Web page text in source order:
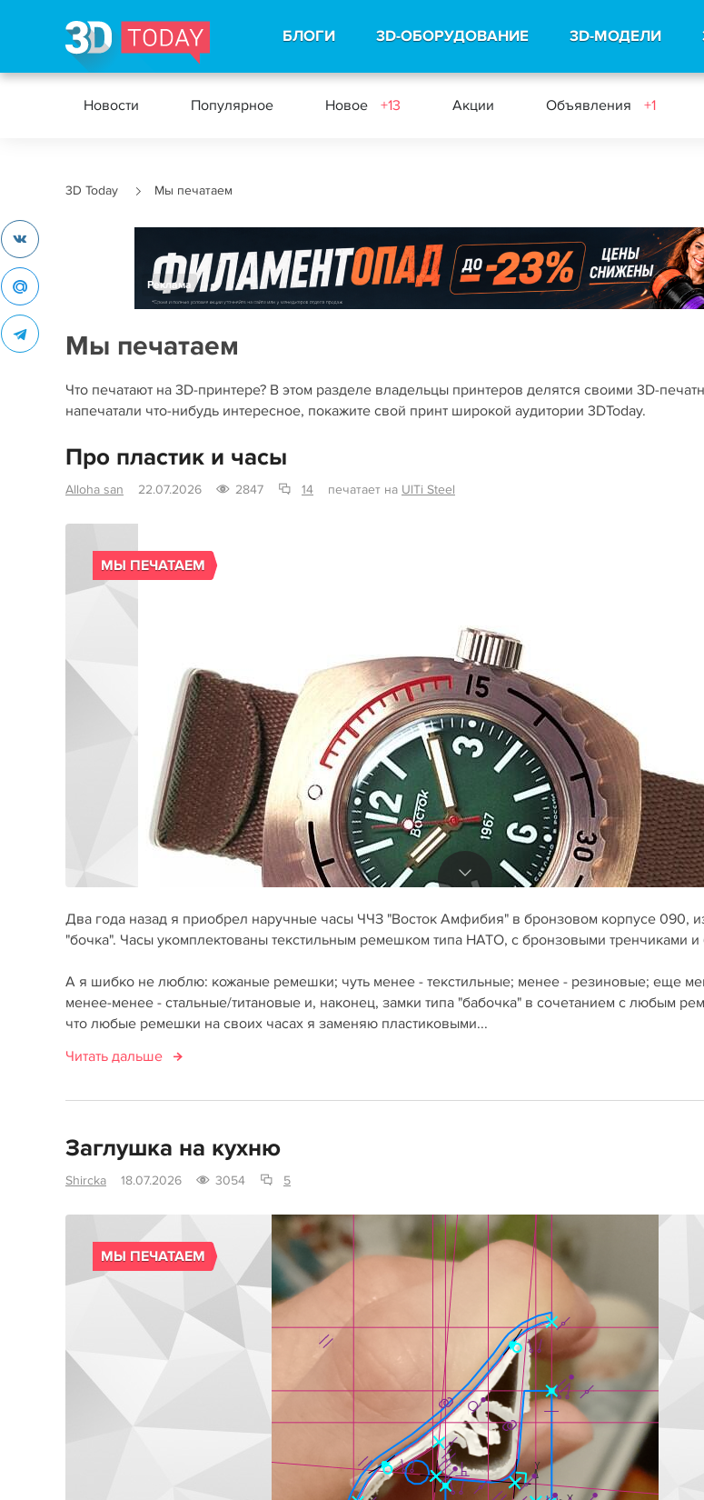
БЛОГИ 3D-ОБОРУДОВАНИЕ 3D-МОДЕЛИ
Новости Популярное Новое +13 Акции Объявления +1
3D Today Мы печатаем
Реклама
Мы печатаем
Что печатают на 3D-принтере? В этом разделе владельцы принтеров делятся своими 3D-
напечатали что-нибудь интересное, покажите свой принт широкой аудитории 3DToday.
Про пластик и часы
Alloha san 22.07.2026 2847 14 печатает на UlTi Steel
МЫ ПЕЧАТАЕМ
Два года назад я приобрел наручные часы ЧЧЗ "Восток Амфибия" в бронзовом корпусе 090,
"бочка". Часы укомплектованы текстильным ремешком типа НАТО, с бронзовыми тренчиками и
А я шибко не люблю: кожаные ремешки; чуть менее - текстильные; менее - резиновые; еще
менее-менее - стальные/титановые и, наконец, замки типа "бабочка" в сочетанием с любым
что любые ремешки на своих часах я заменяю пластиковыми...
Читать дальше
Заглушка на кухню
Shircka 18.07.2026 3054 5
МЫ ПЕЧАТАЕМ